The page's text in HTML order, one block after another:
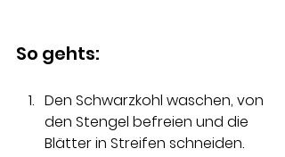
So gehts:
Den Schwarzkohl waschen, von
den Stengel befreien und die
Blätter in Streifen schneiden.